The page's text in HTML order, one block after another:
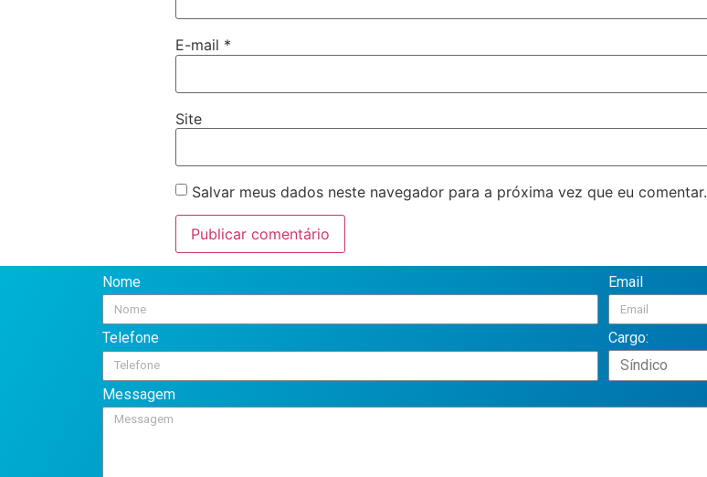
E-mail *
Site
Salvar meus dados neste navegador para a próxima vez que eu comentar.
Nome Email
Telefone Cargo:
Messagem